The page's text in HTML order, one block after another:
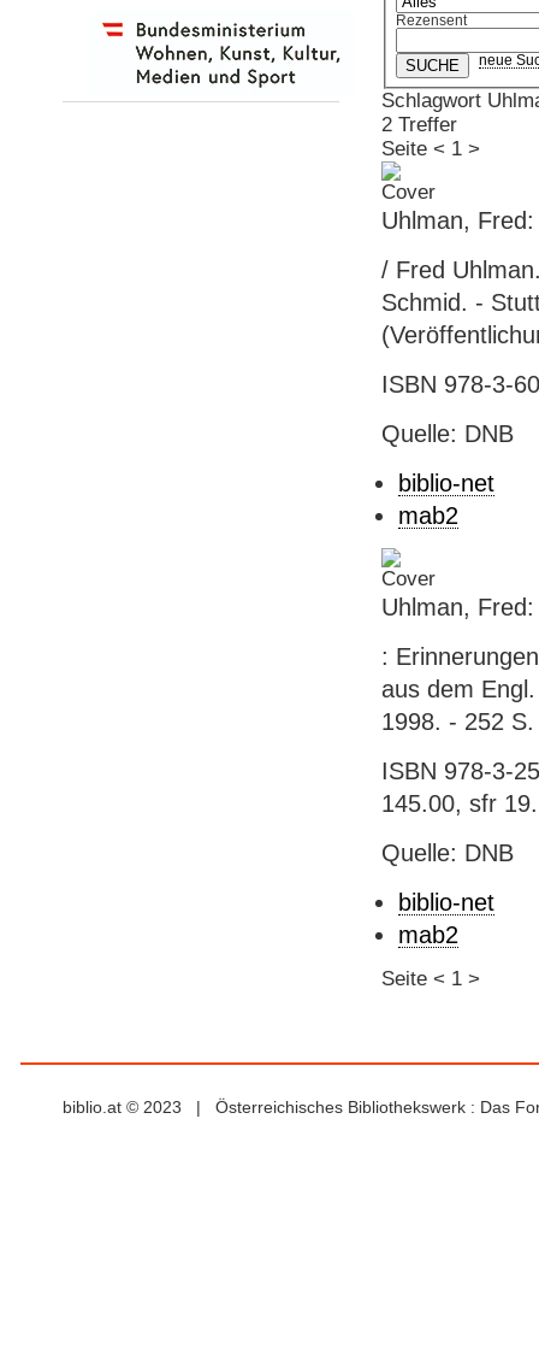
Rezensent
neue
Schlagwort
2 Treffer
Seite < 1 >
Uhlman,
/ Fred
Schmid. -
ISBN 978-3-
Quelle: DNB
biblio-net
mab2
Uhlman,
:
aus dem
1998. - 252
ISBN 978-3-
145.00, sfr
Quelle: DNB
biblio-net
mab2
Seite < 1 >
biblio.at © 2023 | Österreichisches Bibliothekswerk : Das